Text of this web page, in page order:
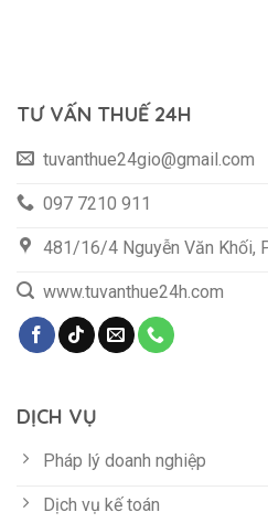
TƯ VẤN THUẾ 24H
tuvanthue24gio@gmail.com
097 7210 911
481/16/4 Nguyễn Văn Khối,
www.tuvanthue24h.com
DỊCH VỤ
Pháp lý doanh nghiệp
Dịch vụ kế toán